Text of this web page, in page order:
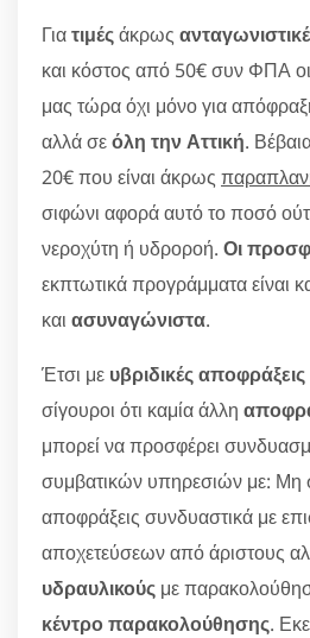
Γιατιμέςάκρως
και κόστος από 50€ συν ΦΠΑ
μας τώρα όχι μόνο για
αλλά σεόλη την Αττική.
20€ που είναι άκρως
σιφώνι αφορά αυτό το ποσό
νεροχύτη ή υδροροή. Οι
εκπτωτικά προγράμματα είναι
και ασυναγώνιστα.
Έτσι με υβριδικές αποφράξεις
σίγουροι ότι καμία άλλη
μπορεί να προσφέρει
συμβατικών υπηρεσιών με: Μη
αποφράξεις συνδυαστικά με
αποχετεύσεων από άριστους
υδραυλικούς με
κέντρο παρακολούθησης.